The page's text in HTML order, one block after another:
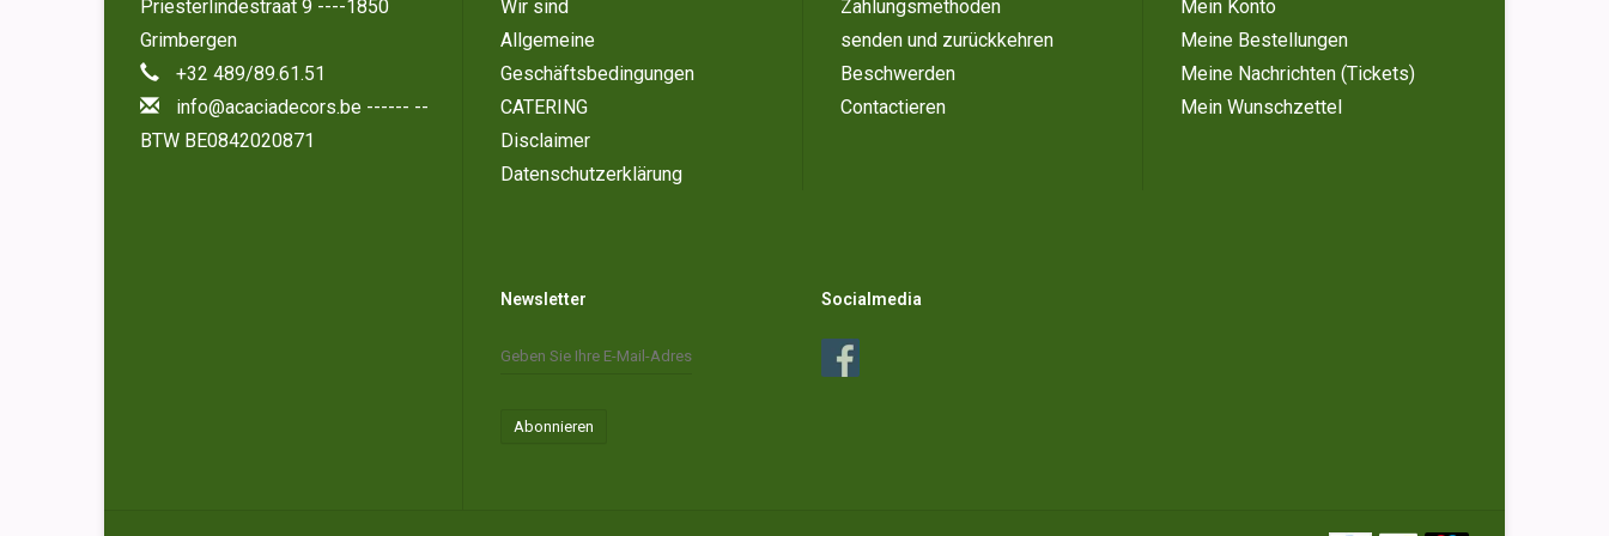
Priesterlindestraat 9 ----1850
Grimbergen
+32 489/89.61.51
info@acaciadecors.be ------ --
BTW BE0842020871
Wir sind
Allgemeine
Geschäftsbedingungen
CATERING
Disclaimer
Datenschutzerklärung
Zahlungsmethoden
senden und zurückkehren
Beschwerden
Contactieren
Mein Konto
Meine Bestellungen
Meine Nachrichten (Tickets)
Mein Wunschzettel
Newsletter
Abonnieren
Socialmedia